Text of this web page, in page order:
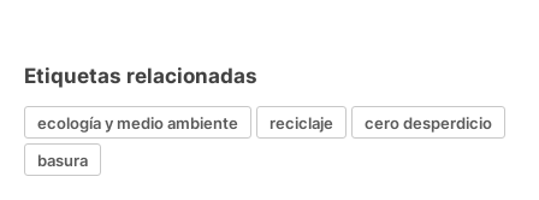
Etiquetas relacionadas
ecología y medio ambiente reciclaje
cero desperdicio
basura